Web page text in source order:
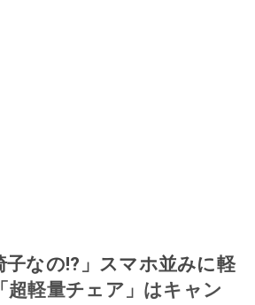
子なの!?」スマホ並みに軽
超軽量チェア」はキャン